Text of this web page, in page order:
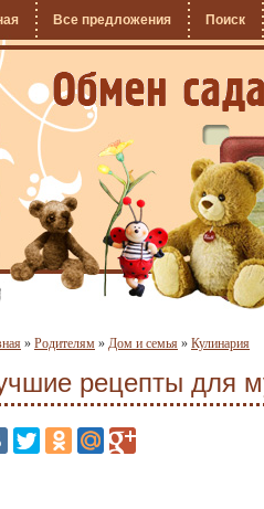
Все предложения Поиск
» Родителям » Дом и семья » Кулинария
рецепты для